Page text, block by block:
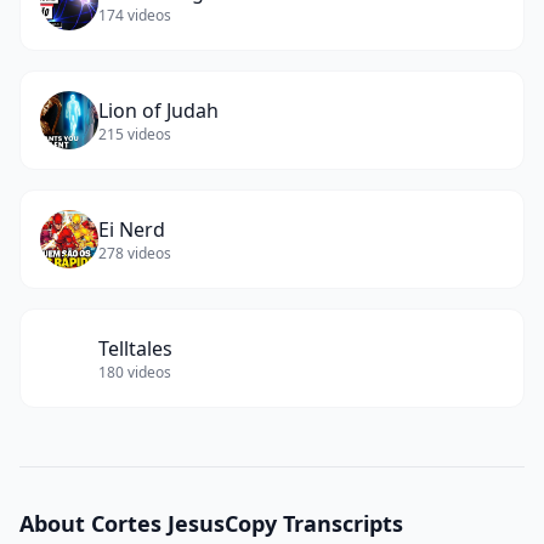
174videos
Lion of Judah
215 videos
Ei Nerd
278videos
Telltales
180videos
About Cortes JesusCopy Transcripts